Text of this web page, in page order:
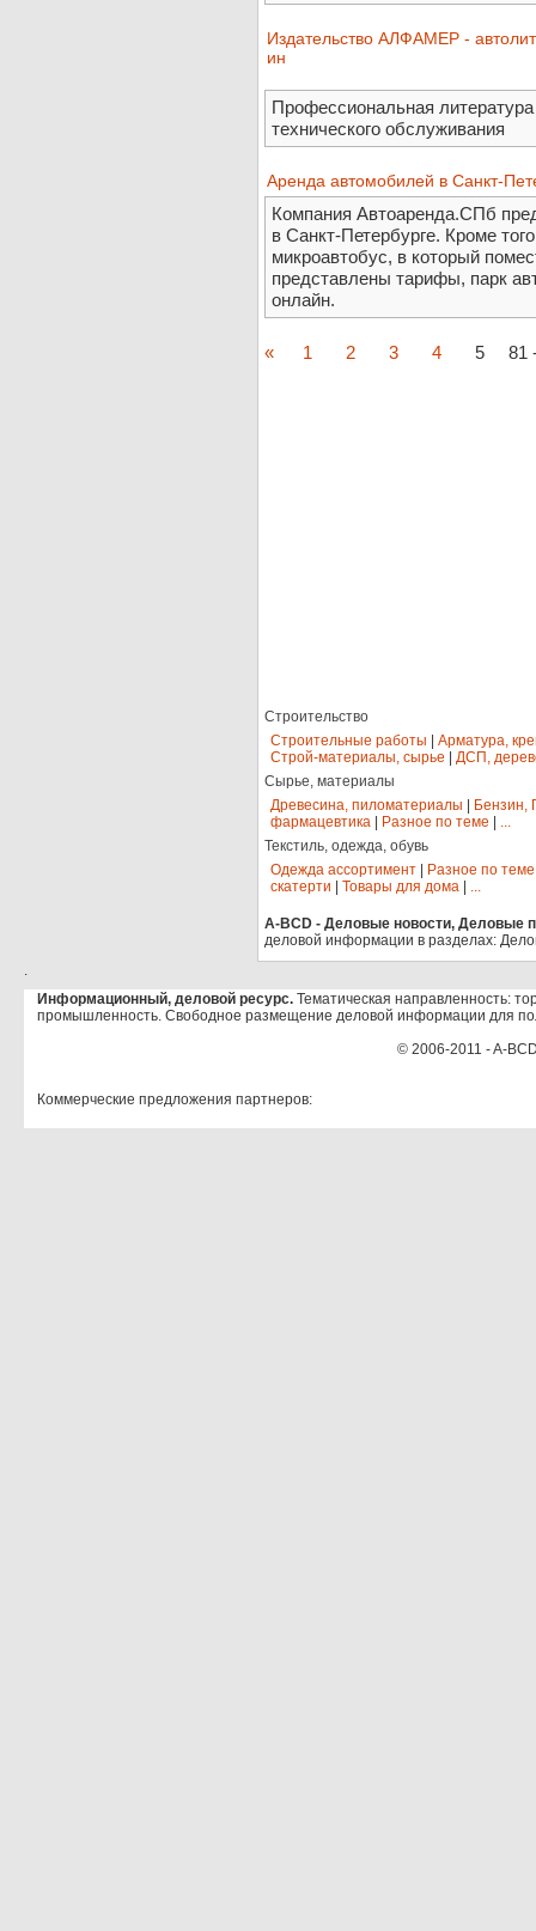
Издательство АЛФАМЕР -
ин
Профессиональная
технического обслуживания
Аренда автомобилей в Санкт-
Компания Автоаренда.СПб
в Санкт-Петербурге. Кроме
микроавтобус, в который
представлены тарифы, парк
онлайн.
« 1 2 3 4 5 81
Строительство
Строительные работы
Арматура,
Строй-материалы, сырье
ДСП,
Сырье, материалы
Древесина, пиломатериалы
Бензин,
фармацевтика
Разное по теме
...
Текстиль, одежда, обувь
Одежда ассортимент
Разное по теме
скатерти
Товары для дома ...
A-BCD - Деловые новости, Деловые
деловой информации в разделах:
.
Информационный, деловой ресурс. Тематическая направленность:
промышленность. Свободное размещение деловой информации для
© 2006-2011 - A-
Коммерческие предложения партнеров: